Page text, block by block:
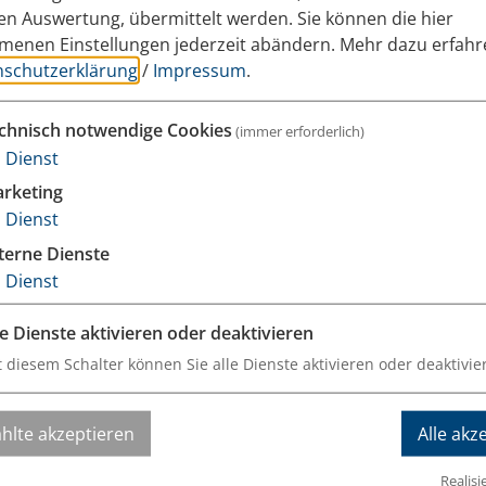
Sie dabei aber, dass Sie diese unsichere,
Empfehlung auf eigene Verantwortung
nur noch die neue, sichere
(Zentrale: info@...)
Nachname*
Auswertung, übermittelt werden. Sie können die hier
Einstellungen jederzeit abändern. Mehr dazu
/ Impressum.
notwendige Cookies (immer erforderlich)
Dienst
Dienst
Dienste
Dienst
Dienste aktivieren oder deaktivieren
diesem Schalter können Sie alle Dienste aktivieren oder
akzeptieren Alle